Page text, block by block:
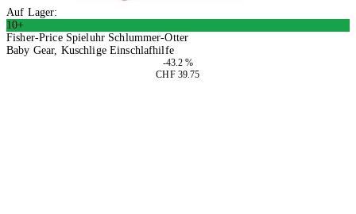
Auf Lager:
10+
Fisher-Price Spieluhr Schlummer-Otter
Baby Gear, Kuschlige Einschlafhilfe
-43.2 %
CHF 39.75